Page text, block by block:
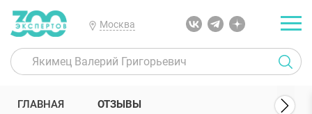
Москва
300 Экспертов Пластические хирурги Ищенко Андрей
ГЛАВНАЯ ОТЗЫВЫ